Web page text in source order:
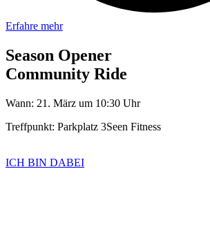
Erfahre mehr
Season Opener
Community Ride
Wann: 21. März um 10:30 Uhr
Treffpunkt: Parkplatz 3Seen Fitness
ICH BIN DABEI